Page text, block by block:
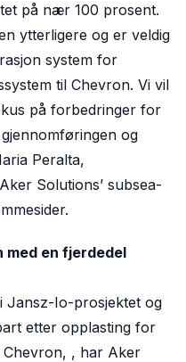
på nær 100 prosent.
ytterligere og er veldig
system for
til Chevron. Vi vil
på forbedringer for
og
Peralta,
Solutions’ subsea-
en fjerdedel
Jansz-Io-prosjektet og
etter opplasting for
, har Aker